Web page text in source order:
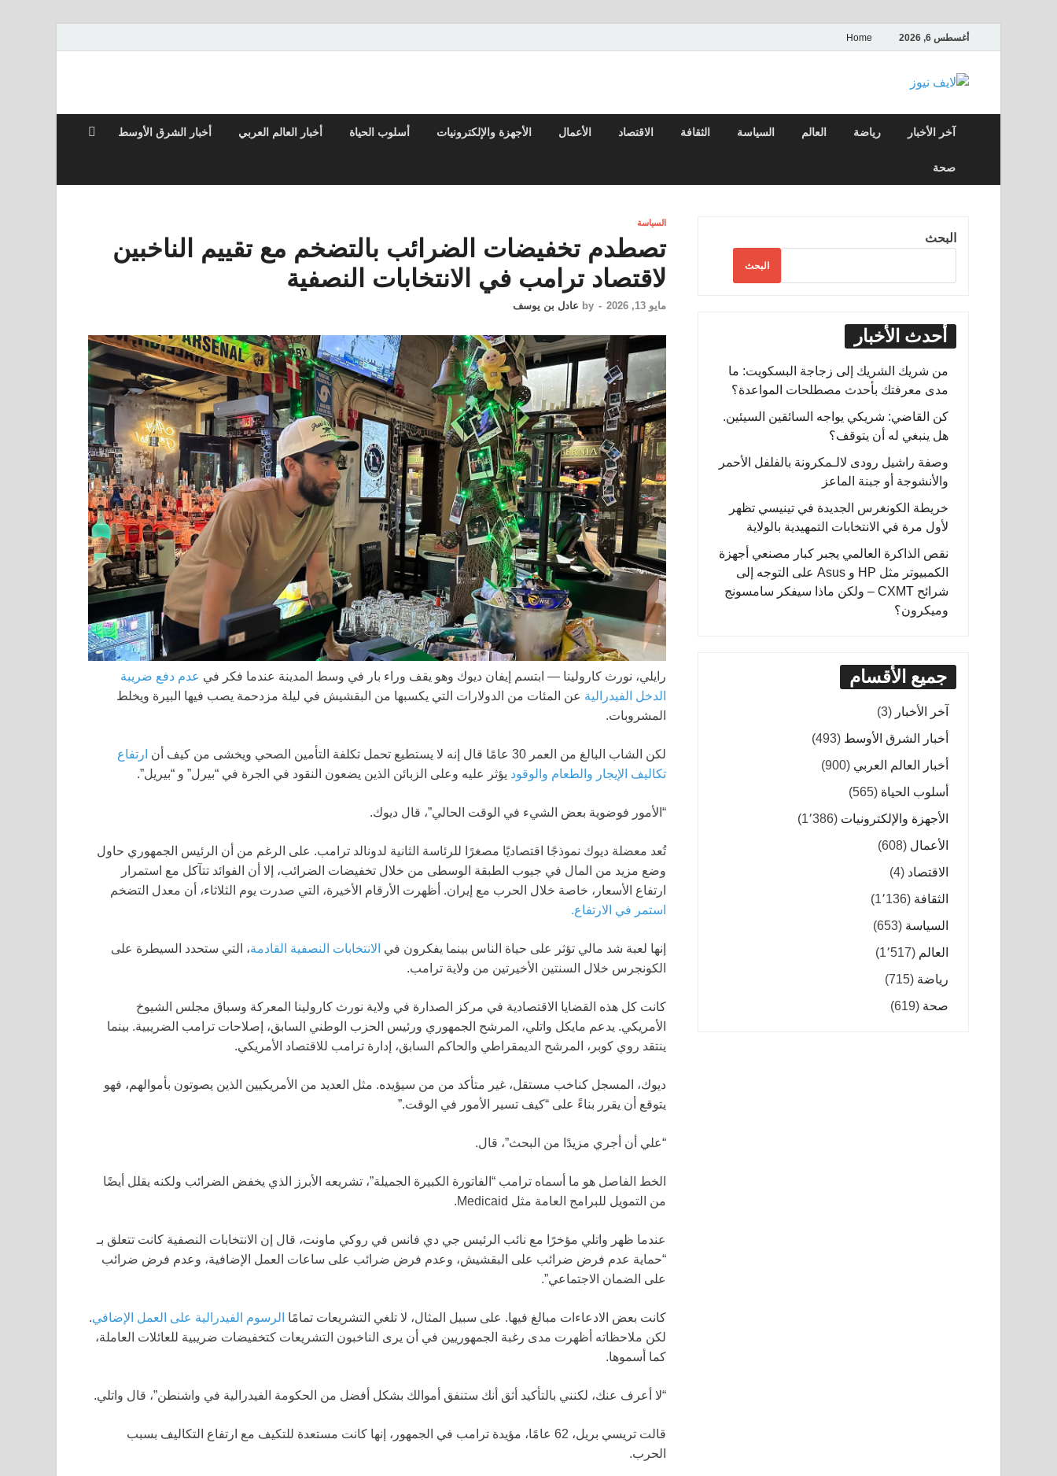
أغسطس 6, 2026 Home
لايف نيوز
آخر الأخبار رياضة العالم السياسة الثقافة الاقتصاد الأعمال الأجهزة والإلكترونيات أسلوب الحياة أخبار العالم العربي أخبار الشرق الأوسط
صحة
السياسة
تصطدم تخفيضات الضرائب بالتضخم مع تقييم الناخبين
لاقتصاد ترامب في الانتخابات النصفية
مايو 13, 2026 -
by عادل بن يوسف
رايلي، نورث كارولينا — ابتسم إيفان ديوك وهو يقف وراء بار في وسط المدينة عندما فكر في عدم دفع ضريبة
الدخل الفيدرالية عن المئات من الدولارات التي يكسبها من البقشيش في ليلة مزدحمة يصب فيها البيرة ويخلط
المشروبات.
لكن الشاب البالغ من العمر 30 عامًا قال إنه لا يستطيع تحمل تكلفة التأمين الصحي ويخشى من كيف أن
ارتفاع
تكاليف الإيجار والطعام والوقود يؤثر عليه وعلى الزبائن الذين يضعون النقود في الجرة في “بيرل” و “بيريل”.
“الأمور فوضوية بعض الشيء في الوقت الحالي”، قال ديوك.
تُعد معضلة ديوك نموذجًا اقتصاديًا مصغرًا للرئاسة الثانية لدونالد ترامب. على الرغم من أن الرئيس الجمهوري حاول
وضع مزيد من المال في جيوب الطبقة الوسطى من خلال تخفيضات الضرائب، إلا أن الفوائد تتآكل مع استمرار
ارتفاع الأسعار، خاصة خلال الحرب مع إيران. أظهرت الأرقام الأخيرة، التي صدرت يوم الثلاثاء، أن معدل التضخم
استمر في الارتفاع.
إنها لعبة شد مالي تؤثر على حياة الناس بينما يفكرون في الانتخابات النصفية القادمة، التي ستحدد السيطرة على
الكونجرس خلال السنتين الأخيرتين من ولاية ترامب.
كانت كل هذه القضايا الاقتصادية في مركز الصدارة في ولاية نورث كارولينا المعركة وسباق مجلس الشيوخ
الأمريكي. يدعم مايكل واتلي، المرشح الجمهوري ورئيس الحزب الوطني السابق، إصلاحات ترامب الضريبية. بينما
ينتقد روي كوبر، المرشح الديمقراطي والحاكم السابق، إدارة ترامب للاقتصاد الأمريكي.
ديوك، المسجل كناخب مستقل، غير متأكد من من سيؤيده. مثل العديد من الأمريكيين الذين يصوتون بأموالهم، فهو
يتوقع أن يقرر بناءً على “كيف تسير الأمور في الوقت.”
“علي أن أجري مزيدًا من البحث”، قال.
الخط الفاصل هو ما أسماه ترامب “الفاتورة الكبيرة الجميلة”، تشريعه الأبرز الذي يخفض الضرائب ولكنه يقلل أيضًا
من التمويل للبرامج العامة مثل Medicaid.
عندما ظهر واتلي مؤخرًا مع نائب الرئيس جي دي فانس في روكي ماونت، قال إن الانتخابات النصفية كانت تتعلق بـ
“حماية عدم فرض ضرائب على البقشيش، وعدم فرض ضرائب على ساعات العمل الإضافية، وعدم فرض ضرائب
على الضمان الاجتماعي”.
كانت بعض الادعاءات مبالغ فيها. على سبيل المثال، لا تلغي التشريعات تمامًا الرسوم الفيدرالية على العمل الإضافي.
لكن ملاحظاته أظهرت مدى رغبة الجمهوريين في أن يرى الناخبون التشريعات كتخفيضات ضريبية للعائلات العاملة،
كما أسموها.
“لا أعرف عنك، لكنني بالتأكيد أثق أنك ستنفق أموالك بشكل أفضل من الحكومة الفيدرالية في واشنطن”، قال واتلي.
قالت تريسي بريل، 62 عامًا، مؤيدة ترامب في الجمهور، إنها كانت مستعدة للتكيف مع ارتفاع التكاليف بسبب
الحرب.
البحث
البحث
أحدث الأخبار
من شريك الشريك إلى زجاجة البسكويت: ما
مدى معرفتك بأحدث مصطلحات المواعدة؟
كن القاضي: شريكي يواجه السائقين السيئين.
هل ينبغي له أن يتوقف؟
وصفة راشيل رودى لالـمكرونة بالفلفل الأحمر
والأنشوجة أو جبنة الماعز
خريطة الكونغرس الجديدة في تينيسي تظهر
لأول مرة في الانتخابات التمهيدية بالولاية
نقص الذاكرة العالمي يجبر كبار مصنعي أجهزة
الكمبيوتر مثل HP و Asus على التوجه إلى
شرائح CXMT – ولكن ماذا سيفكر سامسونج
وميكرون؟
جميع الأقسام
آخر الأخبار (3)
أخبار الشرق الأوسط (493)
أخبار العالم العربي (900)
أسلوب الحياة (565)
الأجهزة والإلكترونيات (1٬386)
الأعمال (608)
الاقتصاد (4)
الثقافة (1٬136)
السياسة (653)
العالم (1٬517)
رياضة (715)
صحة (619)